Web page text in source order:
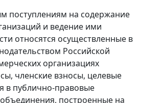
поступлениям на содержание
и ведение ими
относятся осуществленные в
Российской
организациях
членские взносы, целевые
в публично-правовые
построенные на